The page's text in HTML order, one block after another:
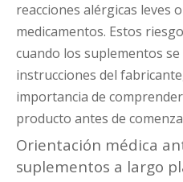
reacciones alérgicas leves
medicamentos. Estos
cuando los suplementos
instrucciones del
importancia de
producto antes de
Orientación médica
suplementos a largo